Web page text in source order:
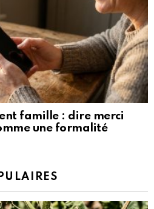
famille : dire merci
une formalité